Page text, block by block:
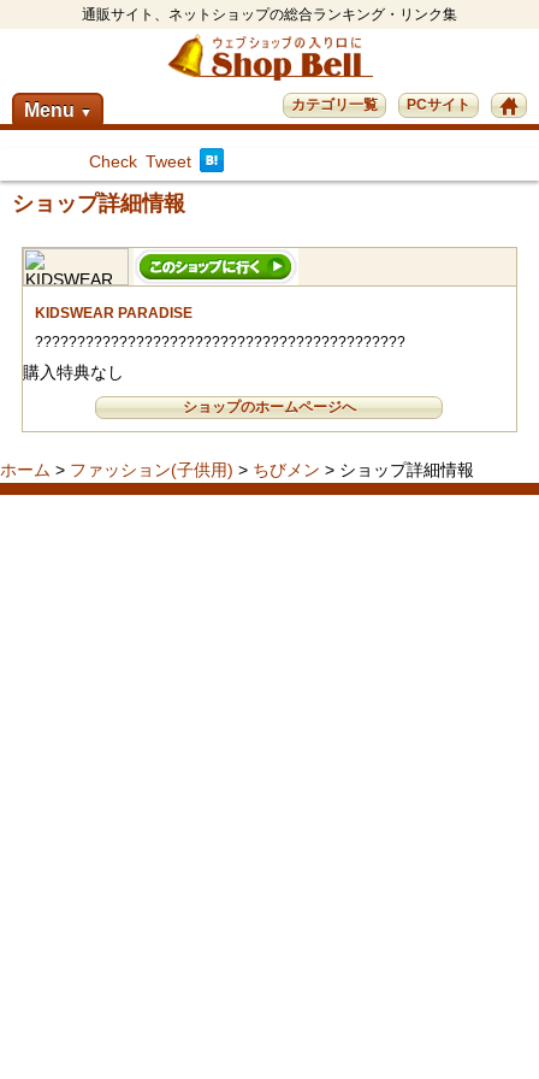
通販サイト、ネットショップの総合ランキング・リンク集
Menu ▼ PCサイト
カテゴリ一覧
Check Tweet
ショップ詳細情報
KIDSWEAR PARADISE
????????????????????????????????????????????
購入特典なし
ショップのホームページへ
ホーム > ファッション(子供用) > ちびメン > ショップ詳細情報